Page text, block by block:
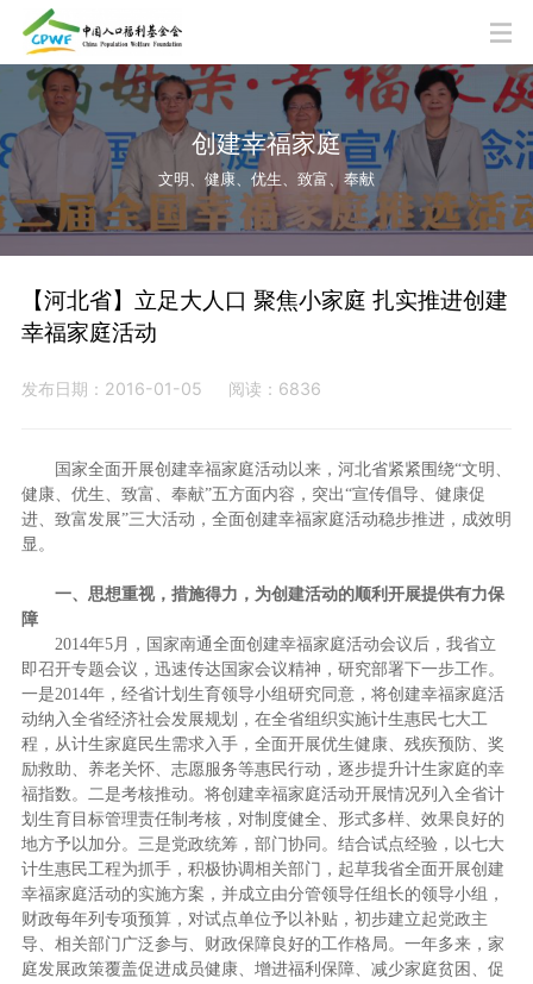
创建幸福家庭
文明、健康、优生、致富、奉献
【河北省】立足大人口 聚焦小家庭 扎实推进创建
幸福家庭活动
发布日期：2016-01-05 阅读：6836
国家全面开展创建幸福家庭活动以来，河北省紧紧围绕“文明、
健康、优生、致富、奉献”五方面内容，突出“宣传倡导、健康促
进、致富发展”三大活动，全面创建幸福家庭活动稳步推进，成效明
显。
一、思想重视，措施得力，为创建活动的顺利开展提供有力保
障
2014年5月，国家南通全面创建幸福家庭活动会议后，我省立
即召开专题会议，迅速传达国家会议精神，研究部署下一步工作。
一是2014年，经省计划生育领导小组研究同意，将创建幸福家庭活
动纳入全省经济社会发展规划，在全省组织实施计生惠民七大工
程，从计生家庭民生需求入手，全面开展优生健康、残疾预防、奖
励救助、养老关怀、志愿服务等惠民行动，逐步提升计生家庭的幸
福指数。二是考核推动。将创建幸福家庭活动开展情况列入全省计
划生育目标管理责任制考核，对制度健全、形式多样、效果良好的
地方予以加分。三是党政统筹，部门协同。结合试点经验，以七大
计生惠民工程为抓手，积极协调相关部门，起草我省全面开展创建
幸福家庭活动的实施方案，并成立由分管领导任组长的领导小组，
财政每年列专项预算，对试点单位予以补贴，初步建立起党政主
导、相关部门广泛参与、财政保障良好的工作格局。一年多来，家
庭发展政策覆盖促进成员健康、增进福利保障、减少家庭贫困、促